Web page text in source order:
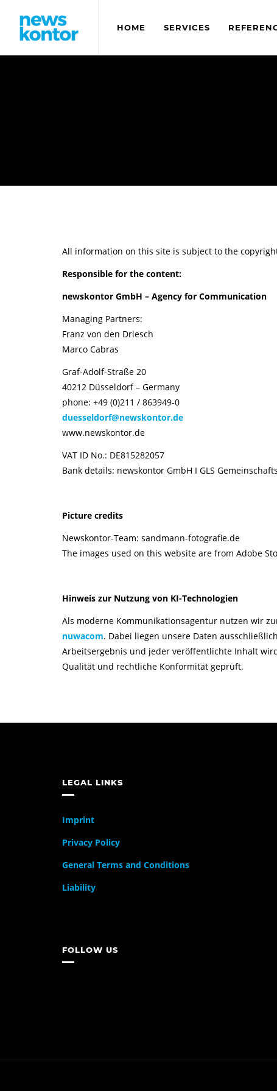
HOME SERVICES
All information on this site is subject to the
Responsible for the content:
newskontor GmbH – Agency for Communication
Managing Partners:
Franz von den Driesch
Marco Cabras
Graf-Adolf-Straße 20
40212 Düsseldorf – Germany
phone: +49 (0)211 / 863949-0
duesseldorf@newskontor.de
www.newskontor.de
VAT ID No.: DE815282057
Bank details: newskontor GmbH I GLS
Picture credits
Newskontor-Team: sandmann-fotografie.de
The images used on this website are from Adobe
Hinweis zur Nutzung von KI-Technologien
Als moderne Kommunikationsagentur nutzen wir
nuwacom. Dabei liegen unsere Daten
Arbeitsergebnis und jeder veröffentlichte Inhalt
Qualität und rechtliche Konformität geprüft.
LEGAL LINKS
Imprint
Privacy Policy
General Terms and Conditions
Liability
FOLLOW US